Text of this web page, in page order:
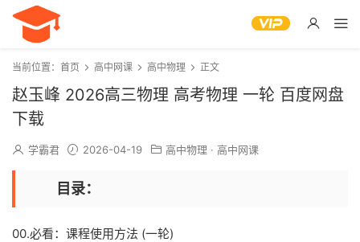
当前位置： 首页 高中网课 高中物理 正文
赵玉峰 2026高三物理 高考物理 一轮 百度网盘
下载
学霸君 2026-04-19 高中物理 · 高中网课
目录：
00.必看：课程使用方法 (一轮)